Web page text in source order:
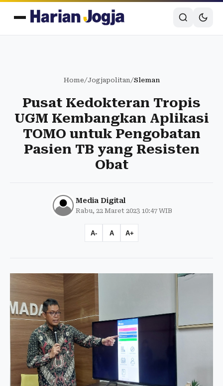
Home/Jogjapolitan/Sleman
Pusat Kedokteran Tropis
UGM Kembangkan Aplikasi
TOMO untuk Pengobatan
Pasien TB yang Resisten
Obat
Media Digital
Rabu, 22 Maret 2023 10:47 WIB
A- A A+